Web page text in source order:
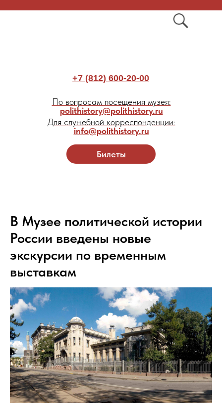
Билеты
+7 (812) 600-20-00
По вопросам посещения музея:
polithistory@polithistory.ru
Для служебной корреспонденции:
info@polithistory.ru
В Музее политической истории
России введены новые
экскурсии по временным
выставкам